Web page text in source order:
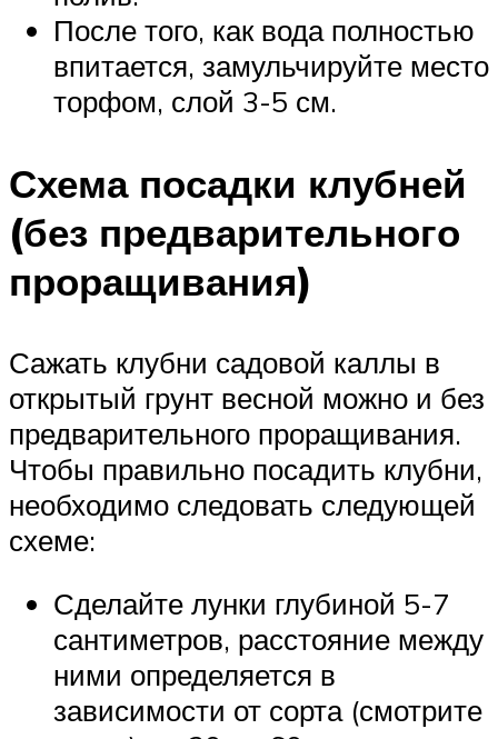
После того, как вода полностью
впитается, замульчируйте место
торфом, слой 3-5 см.
Схема посадки клубней
(без предварительного
проращивания)
Сажать клубни садовой каллы в
открытый грунт весной можно и без
предварительного проращивания.
Чтобы правильно посадить клубни,
необходимо следовать следующей
схеме:
Сделайте лунки глубиной 5-7
сантиметров, расстояние между
ними определяется в
зависимости от сорта (смотрите